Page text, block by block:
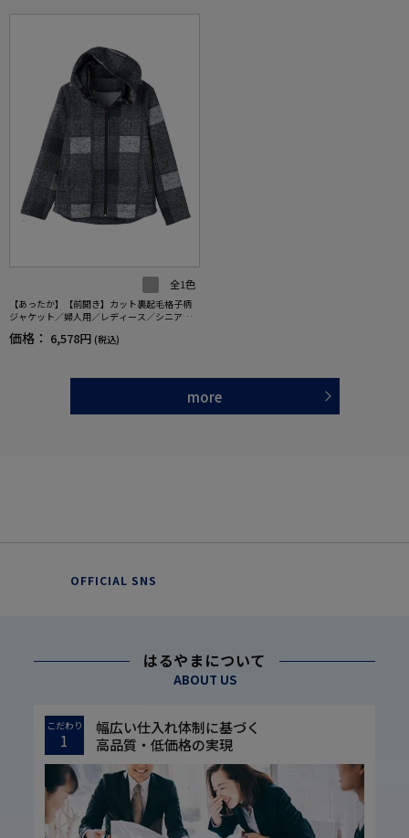
全1色
【あったか】【前開き】カット裏起毛格子柄
ジャケット／婦人用／レディース／シニア／
高齢者／羽織／アウター／ジャンパー／秋冬
／おしゃれ／お出かけ／ギフト／プレゼン
価格： 6,578円 (税込)
more
OFFICIAL SNS
はるやまについて
ABOUT US
こだわり
1
幅広い仕入れ体制に基づく
高品質・低価格の実現